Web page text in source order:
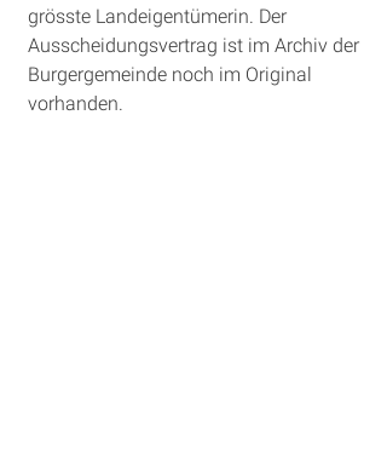
grösste Landeigentümerin. Der
Ausscheidungsvertrag ist im Archiv der
Burgergemeinde noch im Original
vorhanden.